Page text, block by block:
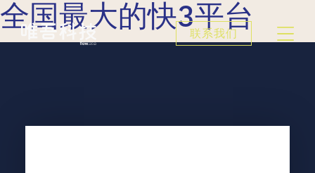
全国最大的快3平台
联系我们